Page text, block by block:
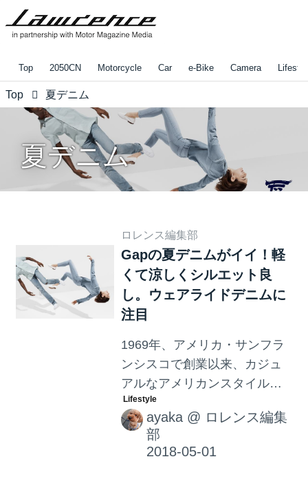
Top 2050CN Motorcycle Car e-Bike Camera
Top 夏デニム
夏デニム
ロレンス編集部
Gapの夏デニムがイイ！軽
くて涼しくシルエット良
し。ウェアライドデニムに
注目
1969年、アメリカ・サンフラ
ンシスコで創業以来、カジュ
アルなアメリカンスタイルを
グローバルに展開するアパレ
ルブランドGapが、2018年夏
にアクティブな季節の新定番
となる軽やかさと涼しさを併
ayaka @ ロレンス編集
部